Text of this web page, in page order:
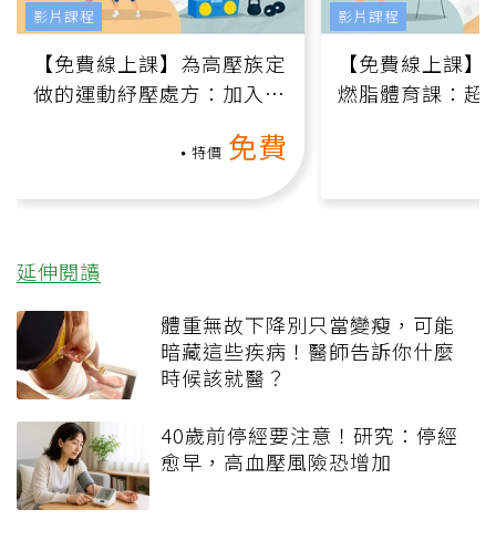
【免費線上課】為高壓族定
做的運動紓壓處方：加入行
特價 免費
影片課程
【免費線上課
燃脂體育課：超
影片課程
延伸閱讀
體重無故下降別只當變瘦，可能
暗藏這些疾病！醫師告訴你什麼
時候該就醫？
40歲前停經要注意！研究：停經
愈早，高血壓風險恐增加